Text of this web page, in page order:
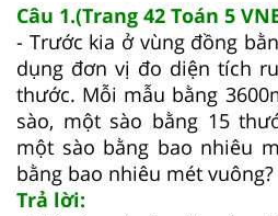
Câu 1.(Trang 42 Toán 5
- Trước kia ở vùng đồng
dụng đơn vị đo diện tích
thước. Mỗi mẫu bằng
sào, một sào bằng 15
một sào bằng bao nhiêu
bằng bao nhiêu mét vuông?
Trả lời: